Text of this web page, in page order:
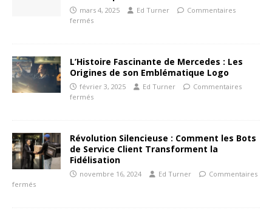
mars 4, 2025 Ed Turner
Commentaires
fermés
L’Histoire Fascinante de Mercedes : Les
Origines de son Emblématique Logo
février 3, 2025 Ed Turner
Commentaires
fermés
Révolution Silencieuse : Comment les Bots
de Service Client Transforment la
Fidélisation
novembre 16, 2024 Ed Turner
Commentaires
fermés